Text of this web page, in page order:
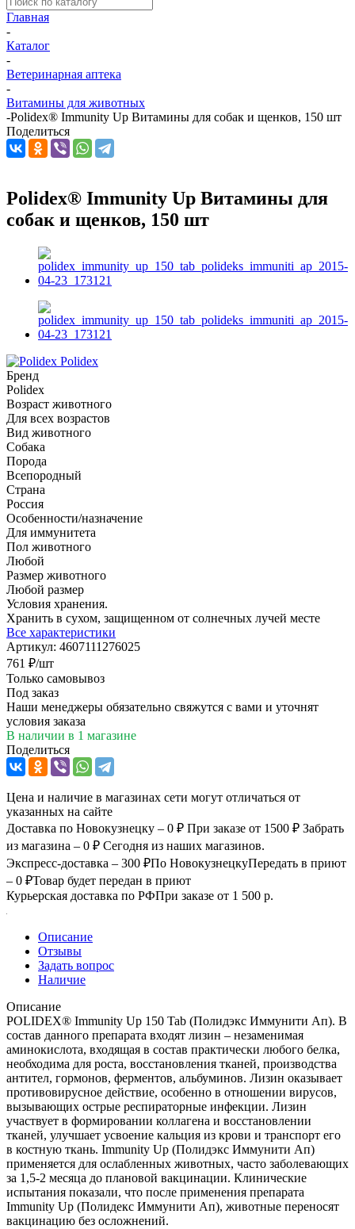
Главная
-
Каталог
-
Ветеринарная аптека
-
Витамины для животных
-Polidex® Immunity Up Витамины для собак и щенков, 150 шт
Поделиться
Polidex® Immunity Up Витамины для
собак и щенков, 150 шт
Polidex
Бренд
Polidex
Возраст животного
Для всех возрастов
Вид животного
Собака
Порода
Всепородный
Страна
Россия
Особенности/назначение
Для иммунитета
Пол животного
Любой
Размер животного
Любой размер
Условия хранения.
Хранить в сухом, защищенном от солнечных лучей месте
Все характеристики
Артикул: 4607111276025
761 ₽/шт
Только самовывоз
Под заказ
Наши менеджеры обязательно свяжутся с вами и уточнят
условия заказа
В наличии в 1 магазине
Поделиться
Цена и наличие в магазинах сети могут отличаться от
указанных на сайте
Доставка по Новокузнецку – 0 ₽ При заказе от 1500 ₽ Забрать
из магазина – 0 ₽ Сегодня из наших магазинов.
Экспресс-доставка – 300 ₽По НовокузнецкуПередать в приют
– 0 ₽Товар будет передан в приют
Курьерская доставка по РФПри заказе от 1 500 р.
Описание
Отзывы
Задать вопрос
Наличие
Описание
POLIDEX® Immunity Up 150 Tab (Полидэкс Иммунити Ап). В
состав данного препарата входят лизин – незаменимая
аминокислота, входящая в состав практически любого белка,
необходима для роста, восстановления тканей, производства
антител, гормонов, ферментов, альбуминов. Лизин оказывает
противовирусное действие, особенно в отношении вирусов,
вызывающих острые респираторные инфекции. Лизин
участвует в формировании коллагена и восстановлении
тканей, улучшает усвоение кальция из крови и транспорт его
в костную ткань. Immunity Up (Полидэкс Иммунити Ап)
применяется для ослабленных животных, часто заболевающих
за 1,5-2 месяца до плановой вакцинации. Клинические
испытания показали, что после применения препарата
Immunity Up (Полидекс Иммунити Ап), животные переносят
вакцинацию без осложнений.